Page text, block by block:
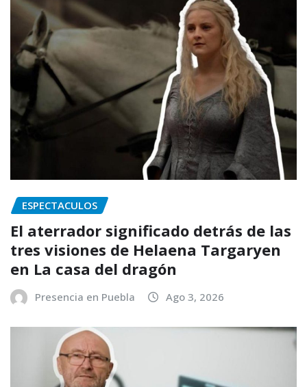
ESPECTACULOS
El aterrador significado detrás de las
tres visiones de Helaena Targaryen
en La casa del dragón
Presencia en Puebla Ago 3, 2026